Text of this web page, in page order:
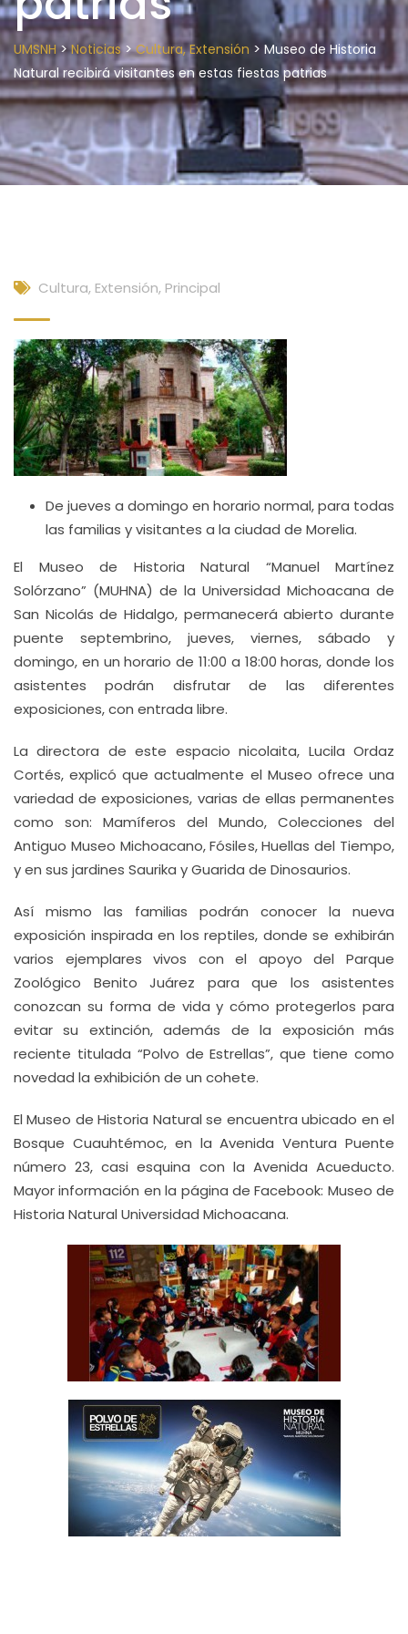
UMSNH>Noticias>Cultura, Extensión > Museo de Historia
Natural recibirá visitantes en estas fiestas patrias
Cultura, Extensión, Principal
De jueves a domingo en horario normal, para todas
las familias y visitantes a la ciudad de Morelia.
El Museo de Historia Natural “Manuel Martínez
Solórzano” (MUHNA) de la Universidad Michoacana de
San Nicolás de Hidalgo, permanecerá abierto durante
puente septembrino, jueves, viernes, sábado y
domingo, en un horario de 11:00 a 18:00 horas, donde los
asistentes podrán disfrutar de las diferentes
exposiciones, con entrada libre.
La directora de este espacio nicolaita, Lucila Ordaz
Cortés, explicó que actualmente el Museo ofrece una
variedad de exposiciones, varias de ellas permanentes
como son: Mamíferos del Mundo, Colecciones del
Antiguo Museo Michoacano, Fósiles, Huellas del Tiempo,
y en sus jardines Saurika y Guarida de Dinosaurios.
Así mismo las familias podrán conocer la nueva
exposición inspirada en los reptiles, donde se exhibirán
varios ejemplares vivos con el apoyo del Parque
Zoológico Benito Juárez para que los asistentes
conozcan su forma de vida y cómo protegerlos para
evitar su extinción, además de la exposición más
reciente titulada “Polvo de Estrellas”, que tiene como
novedad la exhibición de un cohete.
El Museo de Historia Natural se encuentra ubicado en el
Bosque Cuauhtémoc, en la Avenida Ventura Puente
número 23, casi esquina con la Avenida Acueducto.
Mayor información en la página de Facebook: Museo de
Historia Natural Universidad Michoacana.